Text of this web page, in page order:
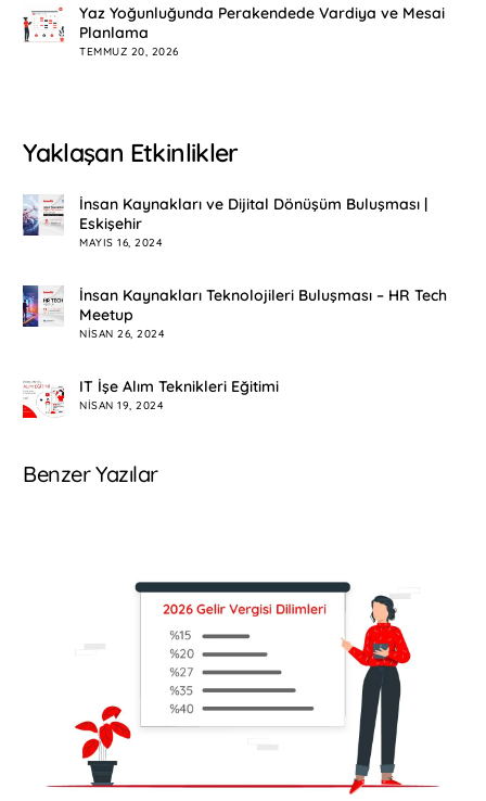
Yaz Yoğunluğunda Perakendede Vardiya ve Mesai
Planlama
TEMMUZ 20, 2026
Yaklaşan Etkinlikler
İnsan Kaynakları ve Dijital Dönüşüm Buluşması |
Eskişehir
MAYIS 16, 2024
İnsan Kaynakları Teknolojileri Buluşması – HR Tech
Meetup
NISAN 26, 2024
IT İşe Alım Teknikleri Eğitimi
NISAN 19, 2024
Benzer Yazılar